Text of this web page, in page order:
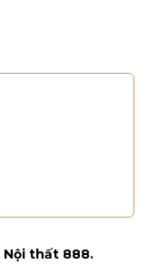
Nội thất 888.